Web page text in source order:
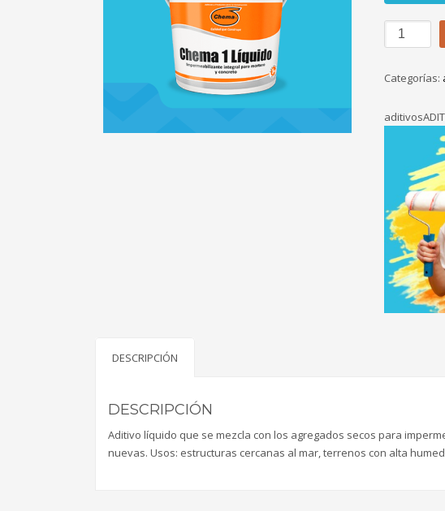
CHEMA
1
DE
cantidad
Categorías:
DESCRIPCIÓN
DESCRIPCIÓN
Aditivo líquido que se mezcla con los agregados secos para
nuevas. Usos: estructuras cercanas al mar, terrenos con alta